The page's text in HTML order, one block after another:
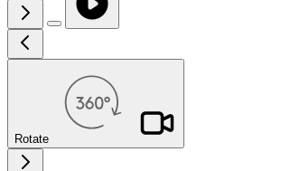
Rotate